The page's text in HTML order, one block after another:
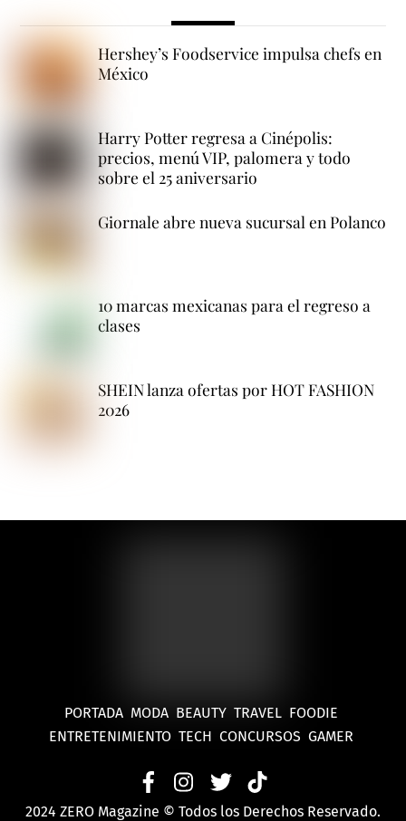
Hershey’s Foodservice impulsa chefs en
México
Harry Potter regresa a Cinépolis:
precios, menú VIP, palomera y todo
sobre el 25 aniversario
Giornale abre nueva sucursal en Polanco
10 marcas mexicanas para el regreso a
clases
SHEIN lanza ofertas por HOT FASHION
2026
PORTADA MODA BEAUTY TRAVEL FOODIE
ENTRETENIMIENTO TECH CONCURSOS GAMER
2024 ZERO Magazine © Todos los Derechos Reservado.